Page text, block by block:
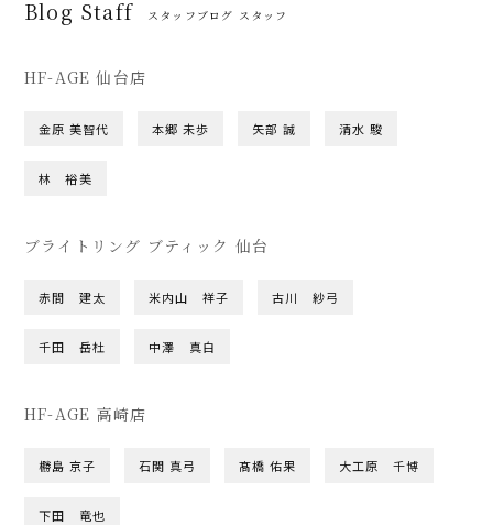
Blog Staff スタッフブログ スタッフ
HF-AGE 仙台店
金原 美智代 本郷 未歩 矢部 誠 清水 駿
林 裕美
ブライトリング ブティック 仙台
赤間 建太 米内山 祥子 古川 紗弓
千田 岳杜 中澤 真白
HF-AGE 高崎店
橳島 京子 石関 真弓 髙橋 佑果 大工原 千博
下田 竜也